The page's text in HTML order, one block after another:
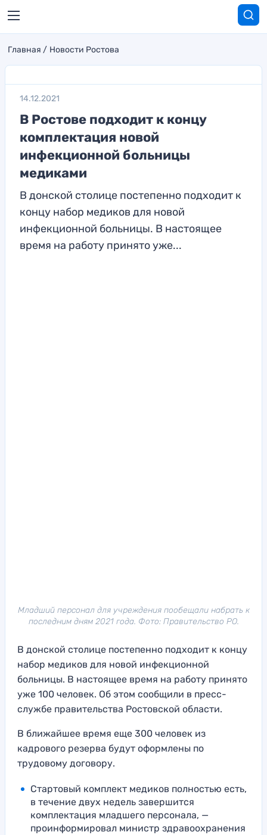
Главная Новости Ростова
14.12.2021
В Ростове подходит к концу
комплектация новой
инфекционной больницы
медиками
В донской столице постепенно подходит к
концу набор медиков для новой
инфекционной больницы. В настоящее
время на работу принято уже...
Младший персонал для учреждения пообещали набрать к
последним дням 2021 года. Фото: Правительство РО.
В донской столице постепенно подходит к концу
набор медиков для новой инфекционной
больницы. В настоящее время на работу принято
уже 100 человек. Об этом сообщили в пресс-
службе правительства Ростовской области.
В ближайшее время еще 300 человек из
кадрового резерва будут оформлены по
трудовому договору.
Стартовый комплект медиков полностью есть,
в течение двух недель завершится
комплектация младшего персонала, —
проинформировал министр здравоохранения